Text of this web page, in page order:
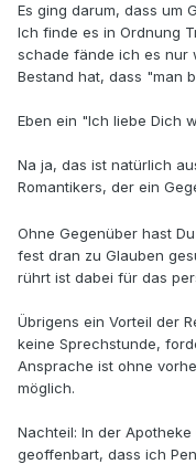
Es ging darum, dass um
Ich finde es in Ordnung
schade fände ich es nur
Bestand hat, dass "man
Eben ein "Ich liebe Dich
Na ja, das ist natürlich
Romantikers, der ein
Ohne Gegenüber hast
fest dran zu Glauben
rührt ist dabei für das
Übrigens ein Vorteil der
keine Sprechstunde,
Ansprache ist ohne
möglich.
Nachteil: In der
geoffenbart, dass ich